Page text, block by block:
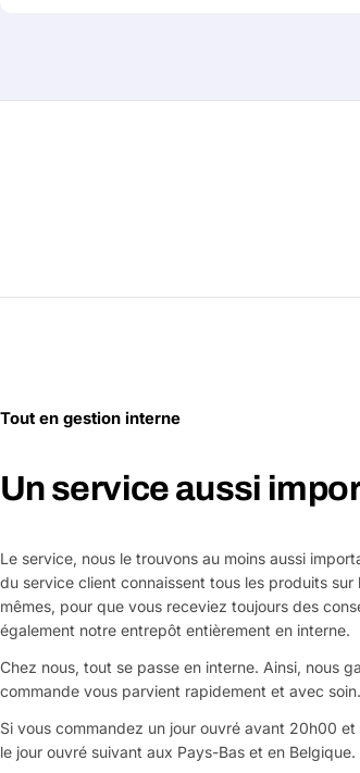
Tout en gestion interne
Un service aussi
Le service, nous le trouvons au moins aussi
du service client connaissent tous les produits
mêmes, pour que vous receviez toujours des
également notre entrepôt entièrement en interne.
Chez nous, tout se passe en interne. Ainsi, nous
commande vous parvient rapidement et avec soin.
Si vous commandez un jour ouvré avant 20h00
le jour ouvré suivant aux Pays-Bas et en Belgique.